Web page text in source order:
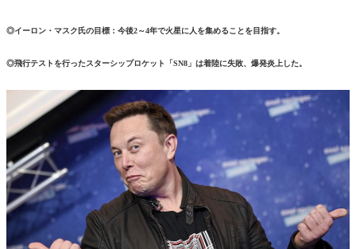
◎イーロン・マスク氏の目標： 今後2～4年で火星に人を集めることを目指す。
◎飛行テストを行ったスターシップロケット「SN8」は着陸に失敗、爆発炎上した。